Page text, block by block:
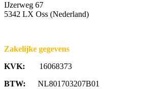
IJzerweg 67
5342 LX Oss (Nederland)
Zakelijke gegevens
KVK: 16068373
BTW: NL801703207B01